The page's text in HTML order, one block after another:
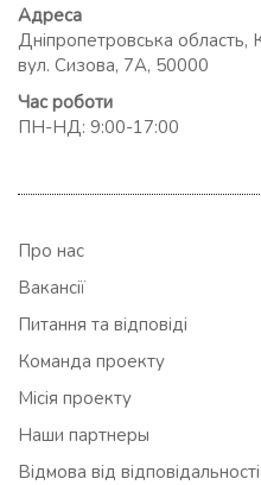
Адреса
Дніпропетровська область,
вул. Сизова, 7А, 50000
Час роботи
ПН-НД: 9:00-17:00
Про нас
Вакансії
Питання та відповіді
Команда проекту
Місія проекту
Наши партнеры
Відмова від відповідальності